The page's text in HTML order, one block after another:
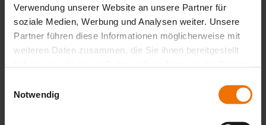
Verwendung unserer Website an unsere Partner für
soziale Medien, Werbung und Analysen weiter. Unsere
Partner führen diese Informationen möglicherweise mit
weiteren Daten zusammen, die Sie ihnen bereitgestellt
Notwendig
12.02.2025
Hydrophones in water leak detection
Read more
SEWERIN in the Gulf region with Bin Moosa